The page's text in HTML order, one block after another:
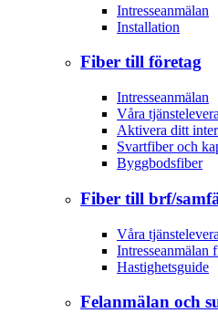
Intresseanmälan
Installation
Fiber till företag
Intresseanmälan
Våra
Aktivera ditt
Svartfiber och
Byggbodsfiber
Fiber till brf/
Våra
Intresseanmälan
Hastighetsguide
Felanmälan och